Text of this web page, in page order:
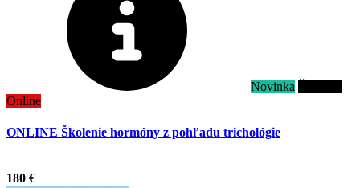
Novinka
Online
ONLINE Školenie hormóny z pohľadu trichológie
180 €